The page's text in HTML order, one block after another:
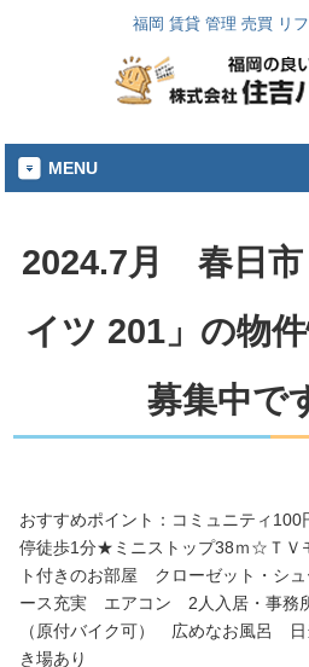
福岡 賃貸 管理 売買 リ
MENU
2024.7月 春日市
イツ 201」の物
募集中で
おすすめポイント：コミュニティ100
停徒歩1分★ミニストップ38ｍ☆Ｔ
ト付きのお部屋 クローゼット・シ
ース充実 エアコン 2人入居・事務
（原付バイク可） 広めなお風呂
き場あり